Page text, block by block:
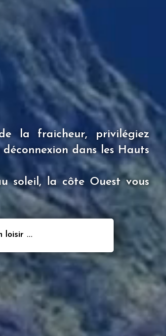
la fraicheur, privilégiez
dans les Hauts
soleil, la côte Ouest vous
loisir ...